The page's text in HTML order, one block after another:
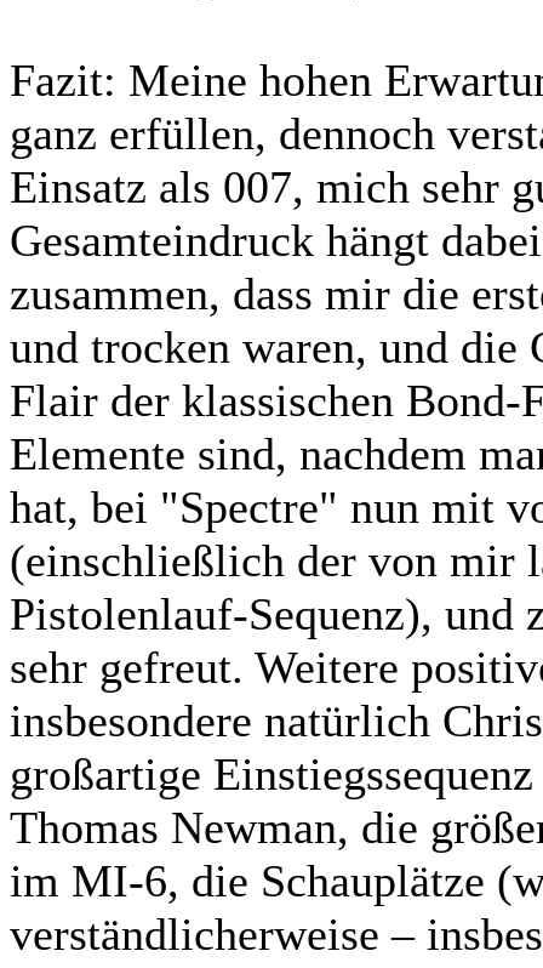
Fazit: Meine hohen
ganz erfüllen, dennoch
Einsatz als 007, mich sehr
Gesamteindruck hängt
zusammen, dass mir die
und trocken waren, und die
Flair der klassischen Bond-
Elemente sind, nachdem
hat, bei "Spectre" nun mit
(einschließlich der von mir
Pistolenlauf-Sequenz), und
sehr gefreut. Weitere
insbesondere natürlich
großartige
Thomas Newman, die
im MI-6, die Schauplätze
verständlicherweise –